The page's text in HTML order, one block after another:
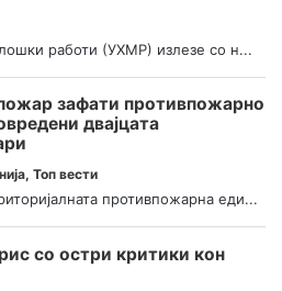
работи (УХМР) излезе со н...
зафати противпожарно
двајцата
, Топ вести
противпожарна еди...
со остри критики кон